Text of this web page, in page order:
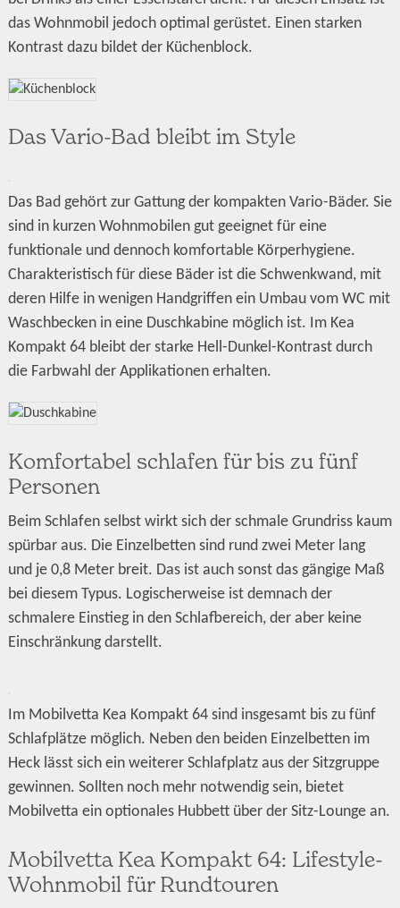
das Wohnmobil jedoch optimal gerüstet. Einen starken
Kontrast dazu bildet der Küchenblock.
Das Vario-Bad bleibt im Style
Das Bad gehört zur Gattung der kompakten Vario-Bäder. Sie
sind in kurzen Wohnmobilen gut geeignet für eine
funktionale und dennoch komfortable Körperhygiene.
Charakteristisch für diese Bäder ist die Schwenkwand, mit
deren Hilfe in wenigen Handgriffen ein Umbau vom WC mit
Waschbecken in eine Duschkabine möglich ist. Im Kea
Kompakt 64 bleibt der starke Hell-Dunkel-Kontrast durch
die Farbwahl der Applikationen erhalten.
Komfortabel schlafen für bis zu fünf
Personen
Beim Schlafen selbst wirkt sich der schmale Grundriss kaum
spürbar aus. Die Einzelbetten sind rund zwei Meter lang
und je 0,8 Meter breit. Das ist auch sonst das gängige Maß
bei diesem Typus. Logischerweise ist demnach der
schmalere Einstieg in den Schlafbereich, der aber keine
Einschränkung darstellt.
Im Mobilvetta Kea Kompakt 64 sind insgesamt bis zu fünf
Schlafplätze möglich. Neben den beiden Einzelbetten im
Heck lässt sich ein weiterer Schlafplatz aus der Sitzgruppe
gewinnen. Sollten noch mehr notwendig sein, bietet
Mobilvetta ein optionales Hubbett über der Sitz-Lounge an.
Mobilvetta Kea Kompakt 64: Lifestyle-
Wohnmobil für Rundtouren